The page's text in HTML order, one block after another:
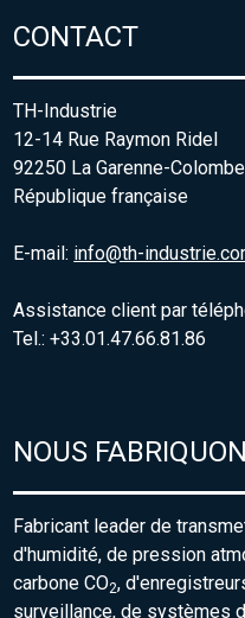
CONTACT
TH-Industrie
12-14 Rue Raymon Ridel
92250 La Garenne-
République française
E-mail: info@th-
Assistance client par
Tel.: +33.01.47.66.81.86
NOUS
Fabricant leader de
d'humidité, de pression
carbone CO2,
surveillance, de systèmes